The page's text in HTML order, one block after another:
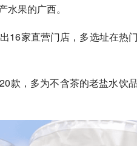
果的广西。
16家直营门店，多选址在热
款，多为不含茶的老盐水饮